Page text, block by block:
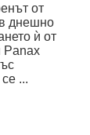
от
днешно
ѝ от
Panax
...